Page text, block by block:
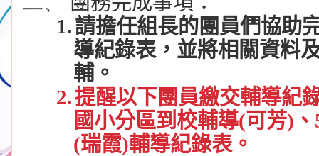
1.請擔任組長的團員們協助
導紀錄表，並將相關資料
輔。
2.提醒以下團員繳交輔導紀
國小分區到校輔導(可芳) 、
(瑞霞)輔導紀錄表。